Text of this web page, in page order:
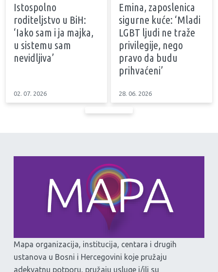
Istospolno
roditeljstvo u BiH:
‘Iako sam i ja majka,
u sistemu sam
nevidljiva’
02. 07. 2026
Emina, zaposlenica
sigurne kuće: ‘Mladi
LGBT ljudi ne traže
privilegije, nego
pravo da budu
prihvaćeni’
28. 06. 2026
Mapa organizacija, institucija, centara i drugih
ustanova u Bosni i Hercegovini koje pružaju
adekvatnu potporu, pružaju usluge i/ili su